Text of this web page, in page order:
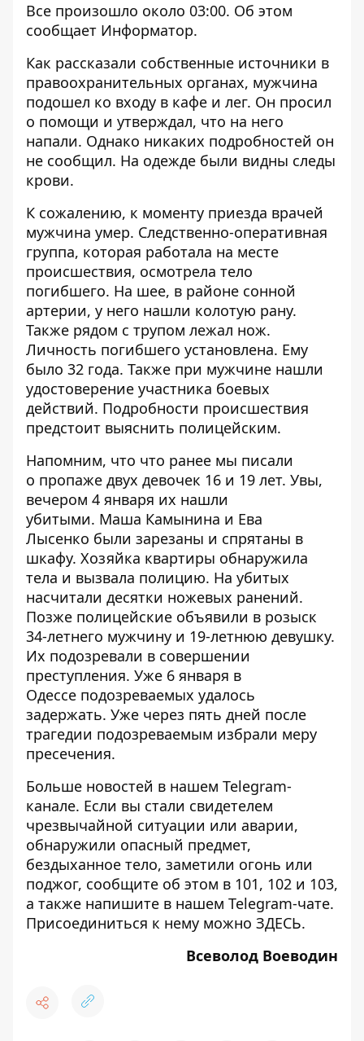
Все произошло около 03:00. Об этом
сообщает Информатор.
Как рассказали собственные источники в
правоохранительных органах, мужчина
подошел ко входу в кафе и лег. Он просил
о помощи и утверждал, что на него
напали. Однако никаких подробностей он
не сообщил. На одежде были видны следы
крови.
К сожалению, к моменту приезда врачей
мужчина умер. Следственно-оперативная
группа, которая работала на месте
происшествия, осмотрела тело
погибшего. На шее, в районе сонной
артерии, у него нашли колотую рану.
Также рядом с трупом лежал нож.
Личность погибшего установлена. Ему
было 32 года. Также при мужчине нашли
удостоверение участника боевых
действий. Подробности происшествия
предстоит выяснить полицейским.
Напомним, что что ранее мы писали
о пропаже двух девочек 16 и 19 лет. Увы,
вечером 4 января их нашли
убитыми. Маша Камынина и Ева
Лысенко были зарезаны и спрятаны в
шкафу. Хозяйка квартиры обнаружила
тела и вызвала полицию. На убитых
насчитали десятки ножевых ранений.
Позже полицейские объявили в розыск
34-летнего мужчину и 19-летнюю девушку.
Их подозревали в совершении
преступления. Уже 6 января в
Одессе подозреваемых удалось
задержать. Уже через пять дней после
трагедии подозреваемым избрали меру
пресечения.
Больше новостей в нашем Telegram-
канале. Если вы стали свидетелем
чрезвычайной ситуации или аварии,
обнаружили опасный предмет,
бездыханное тело, заметили огонь или
поджог, сообщите об этом в 101, 102 и 103,
а также напишите в нашем Telegram-чате.
Присоединиться к нему можно ЗДЕСЬ.
Всеволод Воеводин